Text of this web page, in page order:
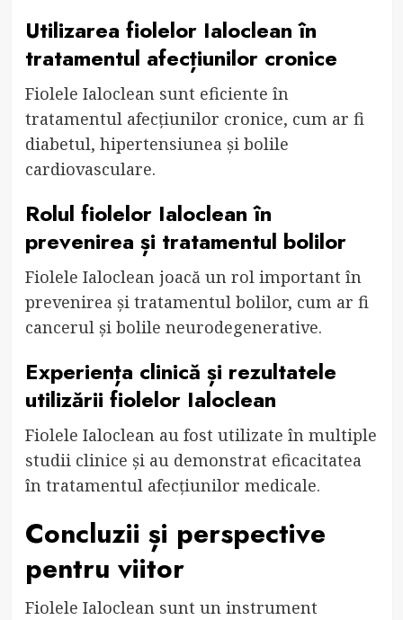
Utilizarea fiolelor Ialoclean în
tratamentul afecțiunilor cronice
Fiolele Ialoclean sunt eficiente în
tratamentul afecțiunilor cronice, cum ar fi
diabetul, hipertensiunea și bolile
cardiovasculare.
Rolul fiolelor Ialoclean în
prevenirea și tratamentul bolilor
Fiolele Ialoclean joacă un rol important în
prevenirea și tratamentul bolilor, cum ar fi
cancerul și bolile neurodegenerative.
Experiența clinică și rezultatele
utilizării fiolelor Ialoclean
Fiolele Ialoclean au fost utilizate în multiple
studii clinice și au demonstrat eficacitatea
în tratamentul afecțiunilor medicale.
Concluzii și perspective
pentru viitor
Fiolele Ialoclean sunt un instrument